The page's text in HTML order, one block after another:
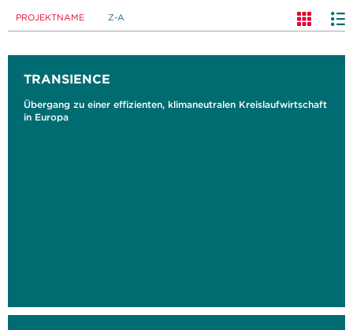
PROJEKTNAME Z-A
TRANSIENCE
Übergang zu einer effizienten, klimaneutralen Kreislaufwirtschaft
in Europa